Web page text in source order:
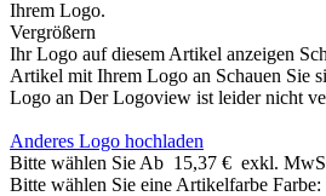
Vergrößern
Ihr Logo auf diesem Artikel anzeigen
Artikel mit Ihrem Logo an Schauen Sie
Logo an Der Logoview ist leider nicht
Anderes Logo hochladen
Bitte wählen Sie Ab 15,37 € exkl.
Bitte wählen Sie eine Artikelfarbe Farbe: